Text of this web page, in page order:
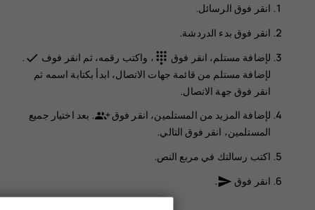
انقر فوق الرسائل.
انقر فوق بدء الدردشة.
لإضافة مستلم، انقر فوق dialpad ، واكتب رقمه، ثم انقر فوف done
.
لإضافة مستلم من قائمة جهات الاتصال، ابدأ بكتابة اسمه ثم
انقر فوق جهة الاتصال.
لإضافة المزيد من المستلمين، انقر فوق
. بعد اختيار جميع
المستلمين، انقر فوق التالي.
اكتب رسالتك في مربع النص.
انقر فوق send
.